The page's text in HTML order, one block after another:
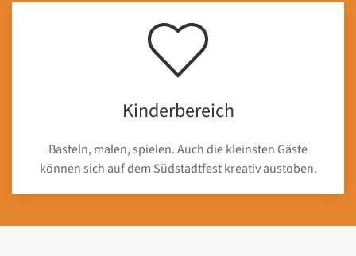
Kinderbereich
Basteln, malen, spielen. Auch die kleinsten Gäste
können sich auf dem Südstadtfest kreativ austoben.